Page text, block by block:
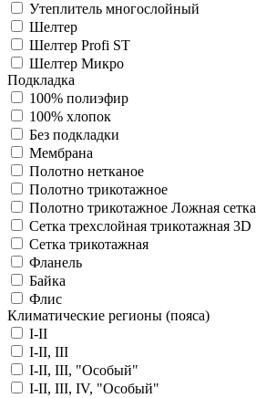
Утеплитель многослойный
Шелтер
Шелтер Profi ST
Шелтер Микро
Подкладка
100% полиэфир
100% хлопок
Без подкладки
Мембрана
Полотно нетканое
Полотно трикотажное
Полотно трикотажное Ложная сетка
Сетка трехслойная трикотажная 3D
Сетка трикотажная
Фланель
Байка
Флис
Климатические регионы (пояса)
I-II
I-II, III
I-II, III, "Особый"
I-II, III, IV, "Особый"